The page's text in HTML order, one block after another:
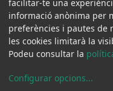
Amb la col·laboració de:
facilitar-te una
informació anònima per
preferències i pautes de
les cookies limitarà la
Podeu consultar la
Configurar opcions...